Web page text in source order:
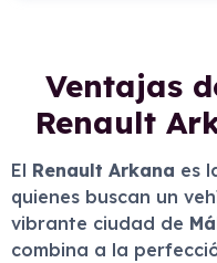
Ventajas
Renault
El Renault Arkana es
quienes buscan un
vibrante ciudad de
combina a la